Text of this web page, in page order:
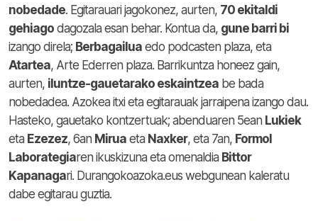
nobedade. Egitarauari jagokonez, aurten, 70 ekitaldi
gehiago dagozala esan behar. Kontua da, gune barri bi
izango direla; Berbagailua edo podcasten plaza, eta
Atartea, Arte Ederren plaza. Barrikuntza honeez gain,
aurten, iluntze-gauetarako eskaintzea be bada
nobedadea. Azokea itxi eta egitarauak jarraipena izango dau.
Hasteko, gauetako kontzertuak; abenduaren 5ean Lukiek
eta Ezezez, 6an Mirua eta Naxker, eta 7an, Formol
Laborategiaren ikuskizuna eta omenaldia Bittor
Kapanagari. Durangokoazoka.eus webgunean kaleratu
dabe egitarau guztia.